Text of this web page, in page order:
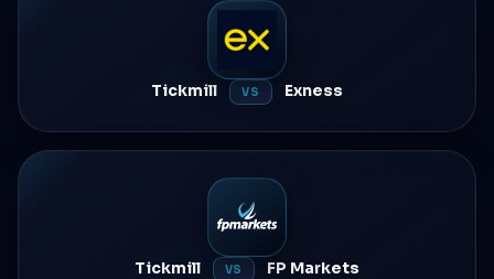
Tickmill VS Exness
Tickmill VS FP Markets